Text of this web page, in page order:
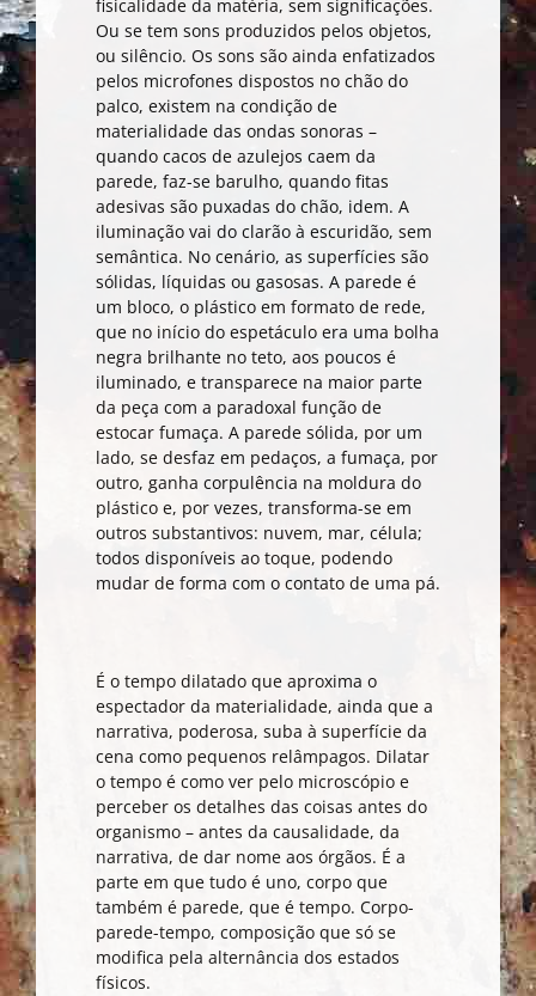
fisicalidade da matéria, sem significações.
Ou se tem sons produzidos pelos objetos,
ou silêncio. Os sons são ainda enfatizados
pelos microfones dispostos no chão do
palco, existem na condição de
materialidade das ondas sonoras –
quando cacos de azulejos caem da
parede, faz-se barulho, quando fitas
adesivas são puxadas do chão, idem. A
iluminação vai do clarão à escuridão, sem
semântica. No cenário, as superfícies são
sólidas, líquidas ou gasosas. A parede é
um bloco, o plástico em formato de rede,
que no início do espetáculo era uma bolha
negra brilhante no teto, aos poucos é
iluminado, e transparece na maior parte
da peça com a paradoxal função de
estocar fumaça. A parede sólida, por um
lado, se desfaz em pedaços, a fumaça, por
outro, ganha corpulência na moldura do
plástico e, por vezes, transforma-se em
outros substantivos: nuvem, mar, célula;
todos disponíveis ao toque, podendo
mudar de forma com o contato de uma pá.
É o tempo dilatado que aproxima o
espectador da materialidade, ainda que a
narrativa, poderosa, suba à superfície da
cena como pequenos relâmpagos. Dilatar
o tempo é como ver pelo microscópio e
perceber os detalhes das coisas antes do
organismo – antes da causalidade, da
narrativa, de dar nome aos órgãos. É a
parte em que tudo é uno, corpo que
também é parede, que é tempo. Corpo-
parede-tempo, composição que só se
modifica pela alternância dos estados
físicos.